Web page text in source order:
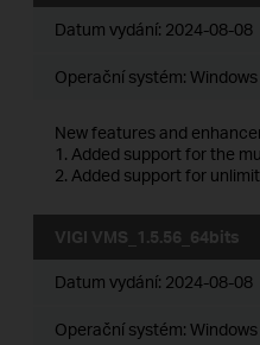
Datum vydání: 2024-08-08
Operační systém:
New features and
1. Added support for the
2. Added support for
VIGI VMS_1.5.56_64bits
Datum vydání: 2024-08-08
Operační systém: